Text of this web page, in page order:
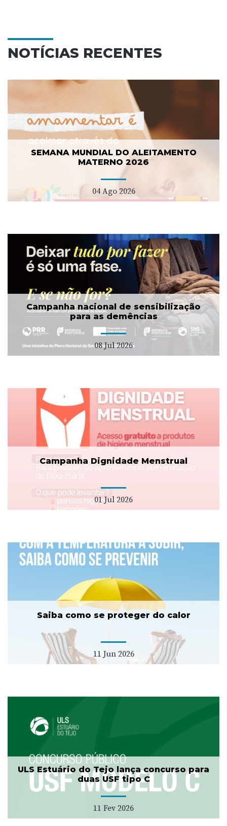
NOTÍCIAS RECENTES
SEMANA MUNDIAL DO ALEITAMENTO
MATERNO 2026
04 Ago 2026
Campanha nacional de sensibilização
para as demências
08 Jul 2026
Campanha Dignidade Menstrual
01 Jul 2026
Saiba como se proteger do calor
11 Jun 2026
ULS Estuário do Tejo lança concurso para
duas USF tipo C
11 Fev 2026